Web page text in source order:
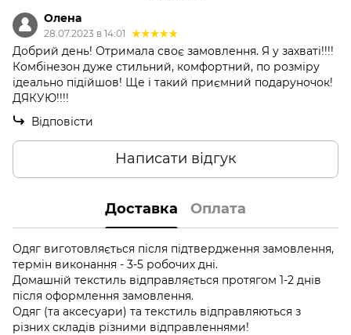
Олена
28.07.2023 в 14:01
Добрий день! Отримала своє замовлення. Я у захваті!!!!
Комбінезон дуже стильний, комфортний, по розміру
ідеально підійшов! Ще і такий приємний подаруночок!
ДЯКУЮ!!!!
Відповісти
Написати відгук
Доставка Оплата
Одяг виготовляється після підтвердження замовлення,
термін виконання - 3-5 робочих дні.
Домашній текстиль відправляється протягом 1-2 днів
після оформлення замовлення.
Одяг (та аксесуари) та текстиль відправляються з
різних складів різними відправленнями!